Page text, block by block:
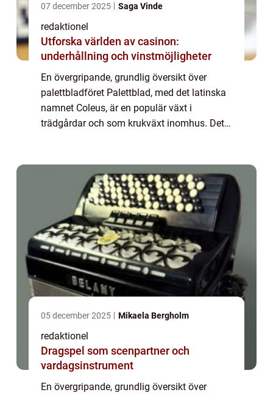
07 december 2025 Saga Vinde
redaktionel
Utforska världen av casinon:
underhållning och vinstmöjligheter
En övergripande, grundlig översikt över
palettbladföret Palettblad, med det latinska
namnet Coleus, är en populär växt i
trädgårdar och som krukväxt inomhus. Det
05 december 2025 Mikaela Bergholm
redaktionel
Dragspel som scenpartner och
vardagsinstrument
En övergripande, grundlig översikt över